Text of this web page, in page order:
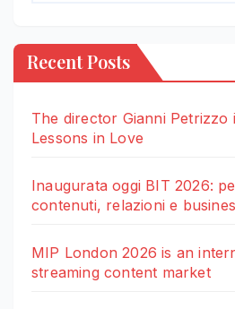
Recent Posts
The director Gianni Petrizzo
Lessons in Love
Inaugurata oggi BIT 2026:
contenuti, relazioni e
MIP London 2026 is an
streaming content market